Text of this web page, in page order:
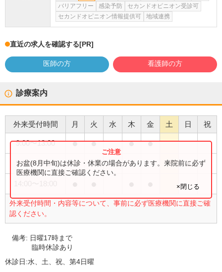
バリアフリー
感染予防
セカンドオピニオン受診可
セカンドオピニオン情報提供可
地域連携
直近の求人を確認する[PR]
医師の方 看護師の方
診療案内
外来受付時間 月 火 水 木 金 土 日 祝
9:00〜13:00 ● ● ● ●
9:00〜17:00 ●
外来受付時間・内容等について、事前に必ず医療機関に直接ご確
認ください。
お盆(8月中旬)は休診・休業の場合があります。来院前に必ず
医療機関に直接ご確認ください。
×閉じる
備考: 日曜17時まで
臨時休診あり
休診日:水、土、祝、第4日曜